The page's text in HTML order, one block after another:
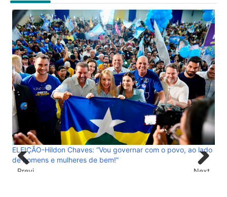
ELEIÇÃO-Hildon Chaves: “Vou governar com o povo, ao lado
de homens e mulheres de bem!”
Previ
Next